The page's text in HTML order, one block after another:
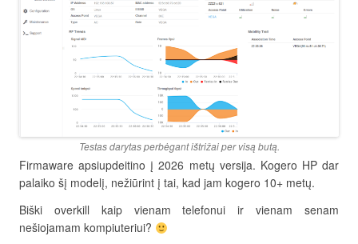
Testas darytas perbėgant ištrižai per visą butą.
Firmaware apsiupdeitino į 2026 metų versija. Kogero HP dar
palaiko šį modelį, nežiūrint į tai, kad jam kogero 10+ metų.
Biški overkill kaip vienam telefonui ir vienam senam
nešiojamam kompiuteriui?